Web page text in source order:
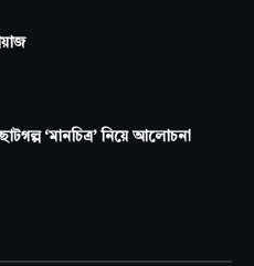
‘মানচিত্র’ নিয়ে আলোচনা